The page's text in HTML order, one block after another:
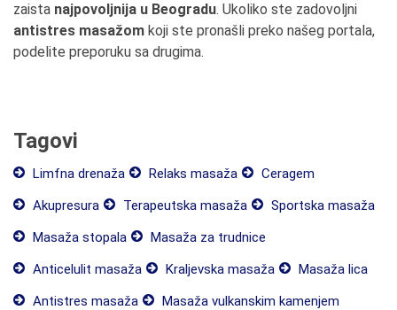
zaista najpovoljnija u Beogradu. Ukoliko ste zadovoljni
antistres masažom koji ste pronašli preko našeg portala,
podelite preporuku sa drugima.
Tagovi
Limfna drenaža Relaks masaža
Ceragem
Akupresura
Terapeutska masaža
Sportska masaža
Masaža stopala
Masaža za trudnice
Anticelulit masaža
Kraljevska masaža
Masaža lica
Antistres masaža
Masaža vulkanskim kamenjem